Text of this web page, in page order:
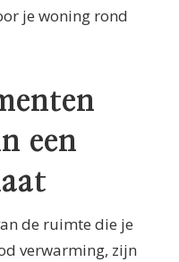
je woning rond
een
de ruimte die je
verwarming, zijn